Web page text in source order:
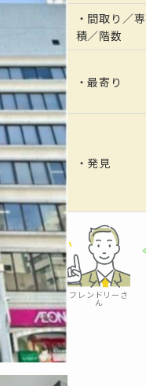
・間取り／
積／階数
・最寄り
・発見
フレンドリーさ
ん